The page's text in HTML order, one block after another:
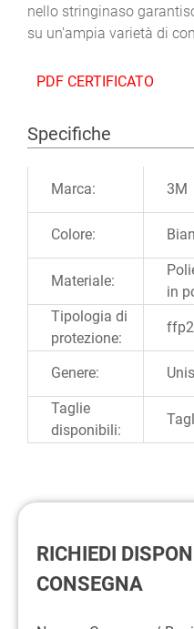
nello stringinaso
su un'ampia varietà di
PDF CERTIFICATO
Specifiche
Marca: 3M
Colore:
Materiale:
in
Tipologia di
protezione:
ffp2
Genere:
Taglie
disponibili:
RICHIEDI
CONSEGNA